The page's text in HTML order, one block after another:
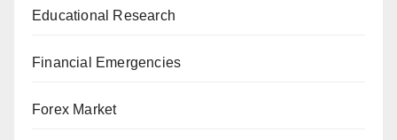
Educational Research
Financial Emergencies
Forex Market